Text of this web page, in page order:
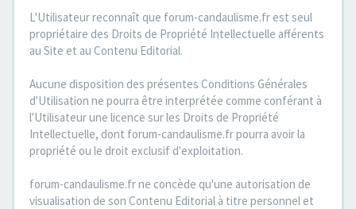
L'Utilisateur reconnaît que forum-candaulisme.fr est seul
propriétaire des Droits de Propriété Intellectuelle afférents
au Site et au Contenu Editorial.
Aucune disposition des présentes Conditions Générales
d'Utilisation ne pourra être interprétée comme conférant à
l'Utilisateur une licence sur les Droits de Propriété
Intellectuelle, dont forum-candaulisme.fr pourra avoir la
propriété ou le droit exclusif d'exploitation.
forum-candaulisme.fr ne concède qu'une autorisation de
visualisation de son Contenu Editorial à titre personnel et